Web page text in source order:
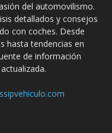
del automovilismo.
detallados y consejos
con coches. Desde
hasta tendencias en
de información